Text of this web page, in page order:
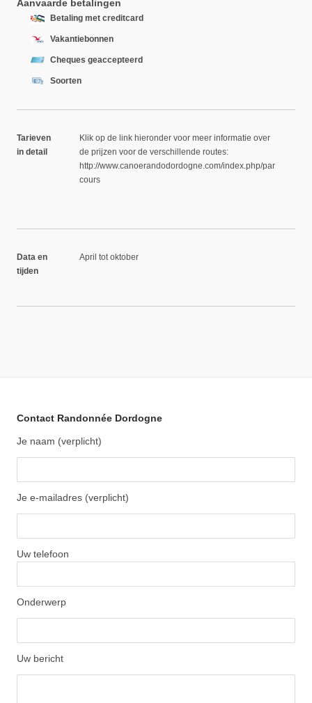
Aanvaarde betalingen
Betaling met creditcard
Vakantiebonnen
Cheques geaccepteerd
Soorten
Tarieven
in detail
Klik op de link hieronder voor meer informatie over
de prijzen voor de verschillende routes:
http://www.canoerandodordogne.com/index.php/par
cours
Data en
tijden
April tot oktober
Contact Randonnée Dordogne
Je naam (verplicht)
Je e-mailadres (verplicht)
Uw telefoon
Onderwerp
Uw bericht